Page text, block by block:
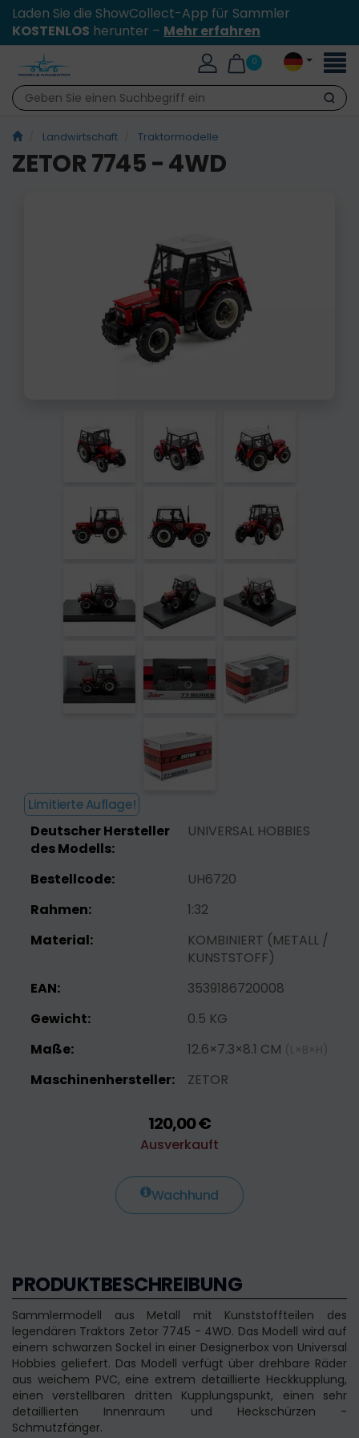
Laden Sie die ShowCollect-App für Sammler
KOSTENLOS herunter – Mehr erfahren
0
Suche
Landwirtschaft Traktormodelle
ZETOR 7745 - 4WD
Limitierte Auflage!
Deutscher Hersteller
des Modells:
UNIVERSAL HOBBIES
Bestellcode:
UH6720
Rahmen:
1:32
Material:
KOMBINIERT (METALL /
KUNSTSTOFF)
EAN:
3539186720008
Gewicht:
0.5 KG
Maße:
12.6×7.3×8.1 CM (L×B×H)
Maschinenhersteller: ZETOR
120,00 €
Ausverkauft
Wachhund
PRODUKTBESCHREIBUNG
Sammlermodell aus Metall mit Kunststoffteilen des
legendären Traktors Zetor 7745 - 4WD. Das Modell wird auf
einem schwarzen Sockel in einer Designerbox von Universal
Hobbies geliefert. Das Modell verfügt über drehbare Räder
aus weichem PVC, eine extrem detaillierte Heckkupplung,
einen verstellbaren dritten Kupplungspunkt, einen sehr
detaillierten Innenraum und Heckschürzen -
Schmutzfänger.